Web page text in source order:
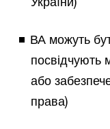
ВА можуть
посвідчують
або
права)